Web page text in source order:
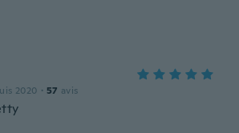
2020 · 57 avis